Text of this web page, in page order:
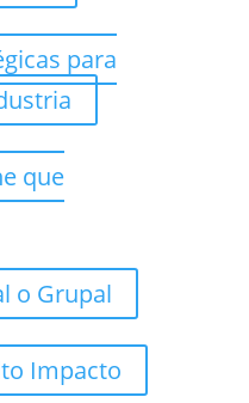
para
que
o Grupal
Impacto